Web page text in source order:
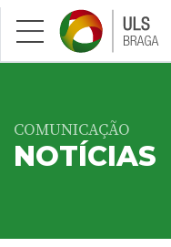
Saltar para conteúdo
COMUNICAÇÃO
NOTÍCIAS